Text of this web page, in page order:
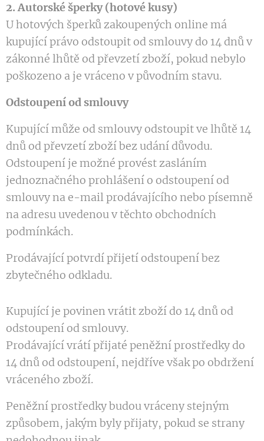
2. Autorské šperky (hotové kusy)
U hotových šperků zakoupených online má
kupující právo odstoupit od smlouvy do 14 dnů v
zákonné lhůtě od převzetí zboží, pokud nebylo
poškozeno a je vráceno v původním stavu.
Odstoupení od smlouvy
Kupující může od smlouvy odstoupit ve lhůtě 14
dnů od převzetí zboží bez udání důvodu.
Odstoupení je možné provést zasláním
jednoznačného prohlášení o odstoupení od
smlouvy na e-mail prodávajícího nebo písemně
na adresu uvedenou v těchto obchodních
podmínkách.
Prodávající potvrdí přijetí odstoupení bez
zbytečného odkladu.
Kupující je povinen vrátit zboží do 14 dnů od
odstoupení od smlouvy.
Prodávající vrátí přijaté peněžní prostředky do
14 dnů od odstoupení, nejdříve však po obdržení
vráceného zboží.
Peněžní prostředky budou vráceny stejným
způsobem, jakým byly přijaty, pokud se strany